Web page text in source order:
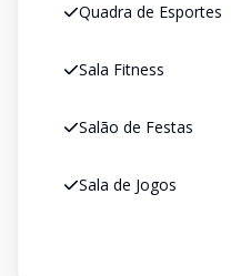
Quadra de Esportes
Sala Fitness
Salão de Festas
Sala de Jogos